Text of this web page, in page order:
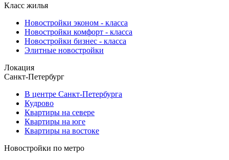
Класс жилья
Новостройки эконом - класса
Новостройки комфорт - класса
Новостройки бизнес - класса
Элитные новостройки
Локация
Санкт-Петербург
В центре Санкт-Петербурга
Кудрово
Квартиры на севере
Квартиры на юге
Квартиры на востоке
Новостройки по метро